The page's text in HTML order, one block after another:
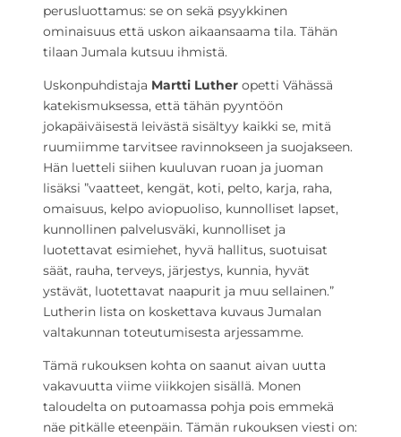
perusluottamus: se on sekä psyykkinen
ominaisuus että uskon aikaansaama tila. Tähän
tilaan Jumala kutsuu ihmistä.
Uskonpuhdistaja Martti Luther opetti Vähässä
katekismuksessa, että tähän pyyntöön
jokapäiväisestä leivästä sisältyy kaikki se, mitä
ruumiimme tarvitsee ravinnokseen ja suojakseen.
Hän luetteli siihen kuuluvan ruoan ja juoman
lisäksi ”vaatteet, kengät, koti, pelto, karja, raha,
omaisuus, kelpo aviopuoliso, kunnolliset lapset,
kunnollinen palvelusväki, kunnolliset ja
luotettavat esimiehet, hyvä hallitus, suotuisat
säät, rauha, terveys, järjestys, kunnia, hyvät
ystävät, luotettavat naapurit ja muu sellainen.”
Lutherin lista on koskettava kuvaus Jumalan
valtakunnan toteutumisesta arjessamme.
Tämä rukouksen kohta on saanut aivan uutta
vakavuutta viime viikkojen sisällä. Monen
taloudelta on putoamassa pohja pois emmekä
näe pitkälle eteenpäin. Tämän rukouksen viesti on: